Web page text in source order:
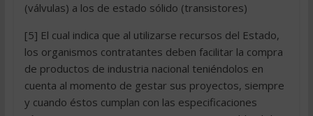
(válvulas) a los de estado sólido (transistores)
[5] El cual indica que al utilizarse recursos del Estado,
los organismos contratantes deben facilitar la compra
de productos de industria nacional teniéndolos en
cuenta al momento de gestar sus proyectos, siempre
y cuando éstos cumplan con las especificaciones